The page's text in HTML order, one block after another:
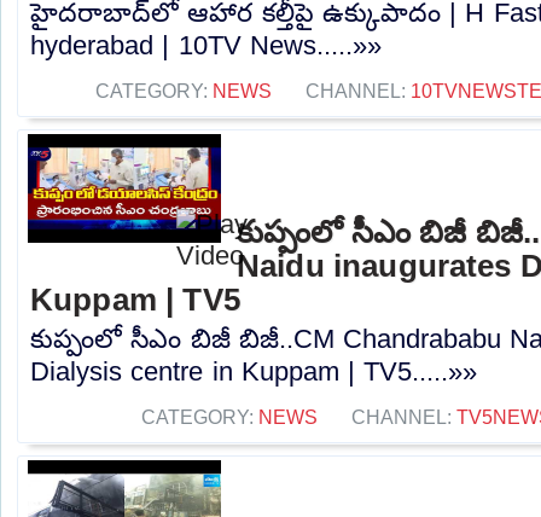
హైదరాబాద్‌లో ఆహార కల్తీపై ఉక్కుపాదం | H Fast
hyderabad | 10TV News.....»»
CATEGORY: NEWS CHANNEL:
కుప్పంలో సీఎం బిజీ
Naidu inaugurates
Kuppam | TV5
కుప్పంలో సీఎం బిజీ బిజీ..CM Chandrababu
Dialysis centre in Kuppam | TV5.....»»
CATEGORY: NEWS CHANNEL: